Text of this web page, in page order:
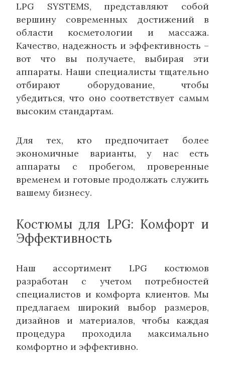
LPG SYSTEMS, представляют собой
вершину современных достижений в
области косметологии и массажа.
Качество, надежность и эффективность –
вот что вы получаете, выбирая эти
аппараты. Наши специалисты тщательно
отбирают оборудование, чтобы
убедиться, что оно соответствует самым
высоким стандартам.
Для тех, кто предпочитает более
экономичные варианты, у нас есть
аппараты с пробегом, проверенные
временем и готовые продолжать служить
вашему бизнесу.
Костюмы для LPG: Комфорт и
Эффективность
Наш ассортимент LPG костюмов
разработан с учетом потребностей
специалистов и комфорта клиентов. Мы
предлагаем широкий выбор размеров,
дизайнов и материалов, чтобы каждая
процедура проходила максимально
комфортно и эффективно.